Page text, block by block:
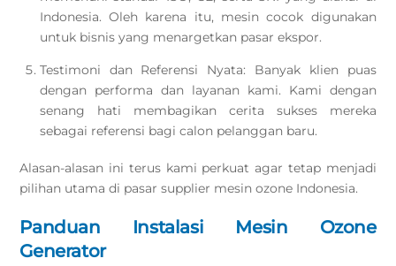
Indonesia. Oleh karena itu, mesin cocok digunakan
untuk bisnis yang menargetkan pasar ekspor.
Testimoni dan Referensi Nyata: Banyak klien puas
dengan performa dan layanan kami. Kami dengan
senang hati membagikan cerita sukses mereka
sebagai referensi bagi calon pelanggan baru.
Alasan-alasan ini terus kami perkuat agar tetap menjadi
pilihan utama di pasar supplier mesin ozone Indonesia.
Panduan Instalasi Mesin Ozone
Generator